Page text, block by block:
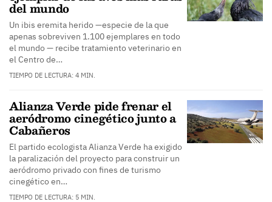
del mundo
Un ibis eremita herido —especie de la que
apenas sobreviven 1.100 ejemplares en todo
el mundo — recibe tratamiento veterinario en
el Centro de…
TIEMPO DE LECTURA: 4 MIN.
Alianza Verde pide frenar el
aeródromo cinegético junto a
Cabañeros
El partido ecologista Alianza Verde ha exigido
la paralización del proyecto para construir un
aeródromo privado con fines de turismo
cinegético en…
TIEMPO DE LECTURA: 5 MIN.